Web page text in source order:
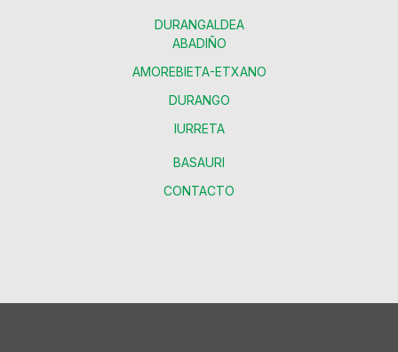
DURANGALDEA
ABADIÑO
AMOREBIETA-ETXANO
DURANGO
IURRETA
BASAURI
CONTACTO